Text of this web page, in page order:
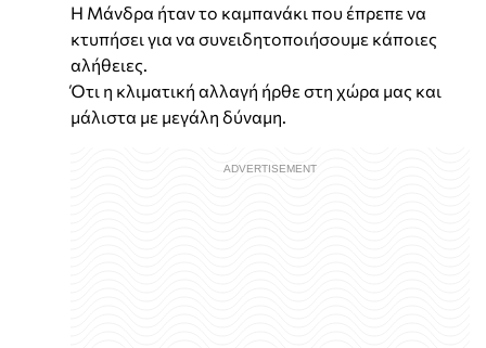
Η Μάνδρα ήταν το καμπανάκι που έπρεπε να
κτυπήσει για να συνειδητοποιήσουμε κάποιες
αλήθειες.
Ότι η κλιματική αλλαγή ήρθε στη χώρα μας και
μάλιστα με μεγάλη δύναμη.